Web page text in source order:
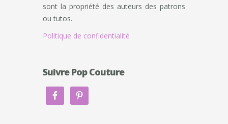
sont la propriété des auteurs des patrons
ou tutos.
Politique de confidentialité
Suivre Pop Couture